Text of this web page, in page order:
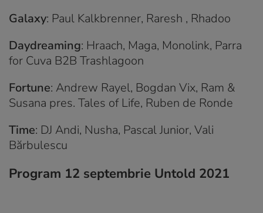
Galaxy: Paul Kalkbrenner, Raresh , Rhadoo
Daydreaming: Hraach, Maga, Monolink, Parra
for Cuva B2B Trashlagoon
Fortune: Andrew Rayel, Bogdan Vix, Ram &
Susana pres. Tales of Life, Ruben de Ronde
Time: DJ Andi, Nusha, Pascal Junior, Vali
Bărbulescu
Program 12 septembrie Untold 2021